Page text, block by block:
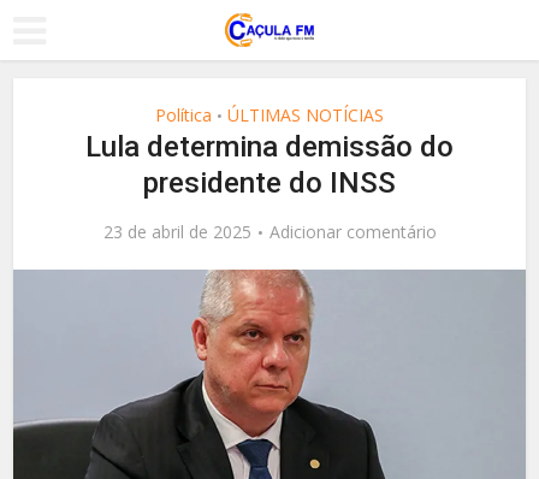
Política • ÚLTIMAS NOTÍCIAS
Lula determina demissão do
presidente do INSS
23 de abril de 2025 Adicionar comentário